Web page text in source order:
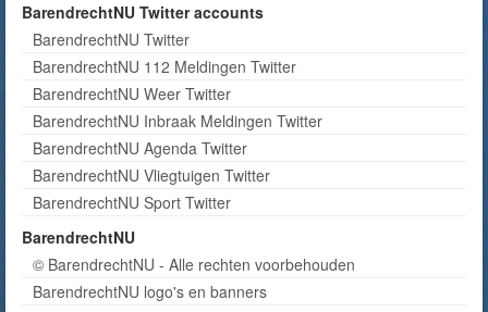
BarendrechtNU Twitter accounts
BarendrechtNU Twitter
BarendrechtNU 112 Meldingen Twitter
BarendrechtNU Weer Twitter
BarendrechtNU Inbraak Meldingen Twitter
BarendrechtNU Agenda Twitter
BarendrechtNU Vliegtuigen Twitter
BarendrechtNU Sport Twitter
BarendrechtNU
© BarendrechtNU - Alle rechten voorbehouden
BarendrechtNU logo's en banners